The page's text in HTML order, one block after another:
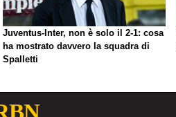
Juventus-Inter, non è solo il 2-1: cosa
ha mostrato davvero la squadra di
Spalletti